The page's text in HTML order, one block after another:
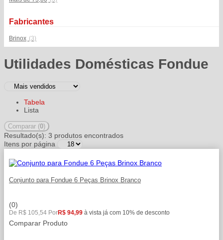
Fabricantes
Brinox (3)
Utilidades Domésticas Fondue
Tabela
Lista
Comparar (0)
Resultado(s): 3 produtos encontrados
Itens por página
Conjunto para Fondue 6 Peças Brinox Branco
(0)
De R$ 105,54 PorR$ 94,99 à vista já com 10% de desconto
Comparar Produto